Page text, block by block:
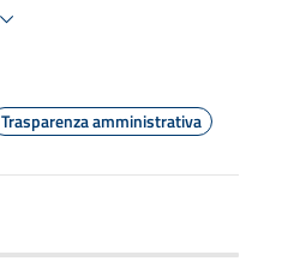
Trasparenza amministrativa